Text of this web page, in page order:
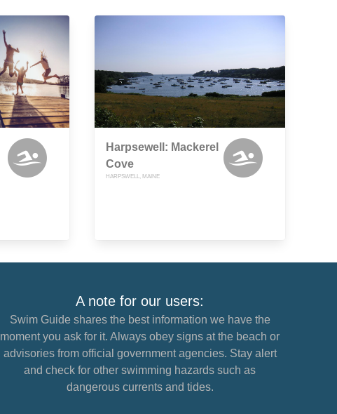
Harpsewell: Mackerel
Cove
HARPSWELL, MAINE
A note for our users:
Swim Guide shares the best information we have the
moment you ask for it. Always obey signs at the beach or
advisories from official government agencies. Stay alert
and check for other swimming hazards such as
dangerous currents and tides.